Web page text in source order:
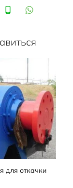
для откачки